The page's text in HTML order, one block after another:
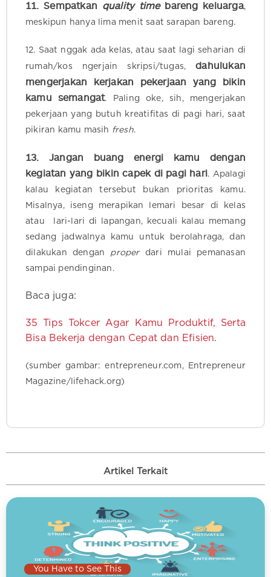
11. Sempatkan quality timebareng keluarga,
meskipun hanya lima menit saat sarapan bareng.
12. Saat nggak ada kelas, atau saat lagi seharian di
rumah/kos ngerjain skripsi/tugas,dahulukan
mengerjakan kerjakan pekerjaan yang bikin
kamu semangat. Paling oke, sih, mengerjakan
pekerjaan yang butuh kreatifitas di pagi hari, saat
pikiran kamu masih fresh.
13.
Jangan buang energi kamu dengan
kegiatan yang bikin capek di pagi hari. Apalagi
kalau kegiatan tersebut bukan prioritas kamu.
Misalnya, iseng merapikan lemari besar di kelas
atau
lari-lari di lapangan, kecuali kalau memang
sedang jadwalnya kamu untuk berolahraga, dan
dilakukan dengan properdari mulai pemanasan
sampai pendinginan.
Baca juga:
35 Tips Tokcer Agar Kamu Produktif, Serta
Bisa Bekerja dengan Cepat dan Efisien.
(sumber gambar: entrepreneur.com, Entrepreneur
Magazine/lifehack.org)
Artikel Terkait
You Have to See This